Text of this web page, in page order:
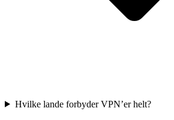
Hvilke lande forbyder VPN’er helt?